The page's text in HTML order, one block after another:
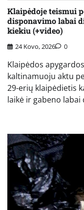
Klaipėdoje teismui
disponavimo labai
kiekiu (+video)
24 Kovo, 2026 0
Klaipėdos
kaltinamuoju aktu
29-erių klaipėdietis
laikė ir gabeno